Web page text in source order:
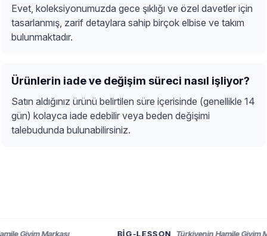
Evet, koleksiyonumuzda gece şıklığı ve özel davetler için
tasarlanmış, zarif detaylara sahip birçok elbise ve takım
bulunmaktadır.
Ürünlerin iade ve değişim süreci nasıl işliyor?
Satın aldığınız ürünü belirtilen süre içerisinde (genellikle 14
gün) kolayca iade edebilir veya beden değişimi
talebudunda bulunabilirsiniz.
Giyim Markası BIG-LESSON Türkiyenin Hamile Giyim